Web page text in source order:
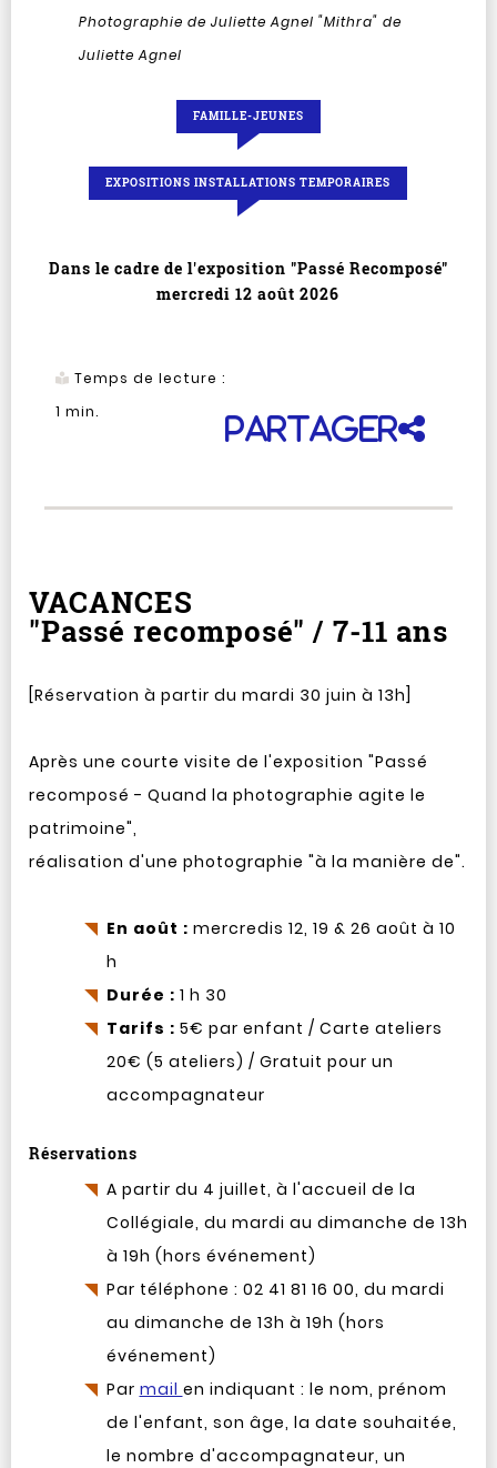
Photographie de Juliette Agnel"Mithra" de
Juliette Agnel
FAMILLE-JEUNES
EXPOSITIONS INSTALLATIONS TEMPORAIRES
Dans le cadre de l'exposition "Passé Recomposé"
mercredi 12 août 2026
Temps de lecture :
1 min.
Partager
VACANCES
"Passé recomposé" / 7-11 ans
[Réservation à partir du mardi 30 juin à 13h]
Après une courte visite de l'exposition "Passé
recomposé - Quand la photographie agite le
patrimoine",
réalisation d'une photographie "à la manière de".
En août : mercredis 12, 19 & 26 août à 10
h
Durée : 1 h 30
Tarifs : 5€ par enfant / Carte ateliers
20€ (5 ateliers) / Gratuit pour un
accompagnateur
Réservations
A partir du 4 juillet, à l'accueil de la
Collégiale, du mardi au dimanche de 13h
à 19h (hors événement)
Par téléphone : 02 41 81 16 00, du mardi
au dimanche de 13h à 19h (hors
événement)
Par mail en indiquant : le nom, prénom
de l'enfant, son âge, la date souhaitée,
le nombre d'accompagnateur, un